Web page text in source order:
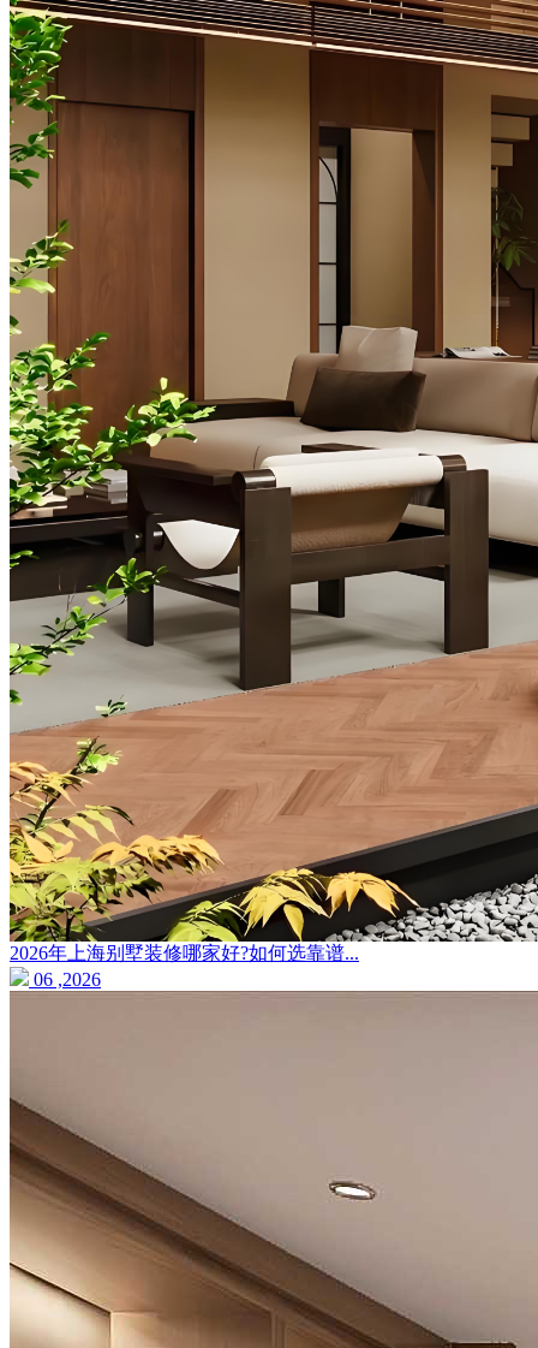
2026年上海别墅装修哪家好?如何选靠谱...
06 ,2026